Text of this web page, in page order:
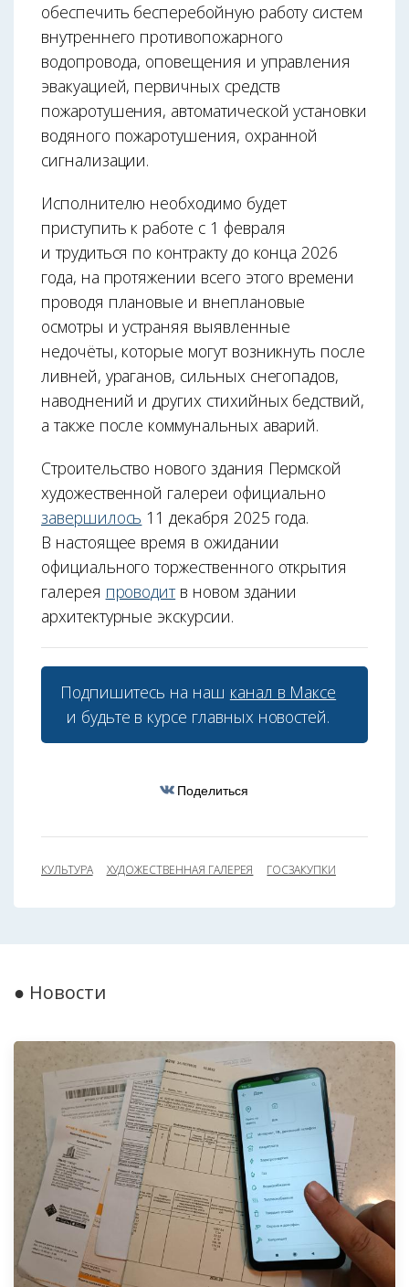
обеспечить бесперебойную работу систем
внутреннего противопожарного
водопровода, оповещения и управления
эвакуацией, первичных средств
пожаротушения, автоматической установки
водяного пожаротушения, охранной
сигнализации.
Исполнителю необходимо будет
приступить к работе с 1 февраля
и трудиться по контракту до конца 2026
года, на протяжении всего этого времени
проводя плановые и внеплановые
осмотры и устраняя выявленные
недочёты, которые могут возникнуть после
ливней, ураганов, сильных снегопадов,
наводнений и других стихийных бедствий,
а также после коммунальных аварий.
Строительство нового здания Пермской
художественной галереи официально
завершилось 11 декабря 2025 года.
В настоящее время в ожидании
официального торжественного открытия
галерея проводит в новом здании
архитектурные экскурсии.
Подпишитесь на наш канал в Максе
и будьте в курсе главных новостей.
Поделиться
КУЛЬТУРА ХУДОЖЕСТВЕННАЯ ГАЛЕРЕЯ ГОСЗАКУПКИ
● Новости